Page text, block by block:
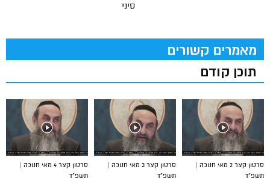
סיני
מאמרים קשורים
תוכן קודם
סרטון קצר 4 מאי חנוכה |
תשפ”ד
סרטון קצר 3 מאי חנוכה |
תשפ”ד
סרטון קצר 2 מאי חנוכה |
תשפ”ד